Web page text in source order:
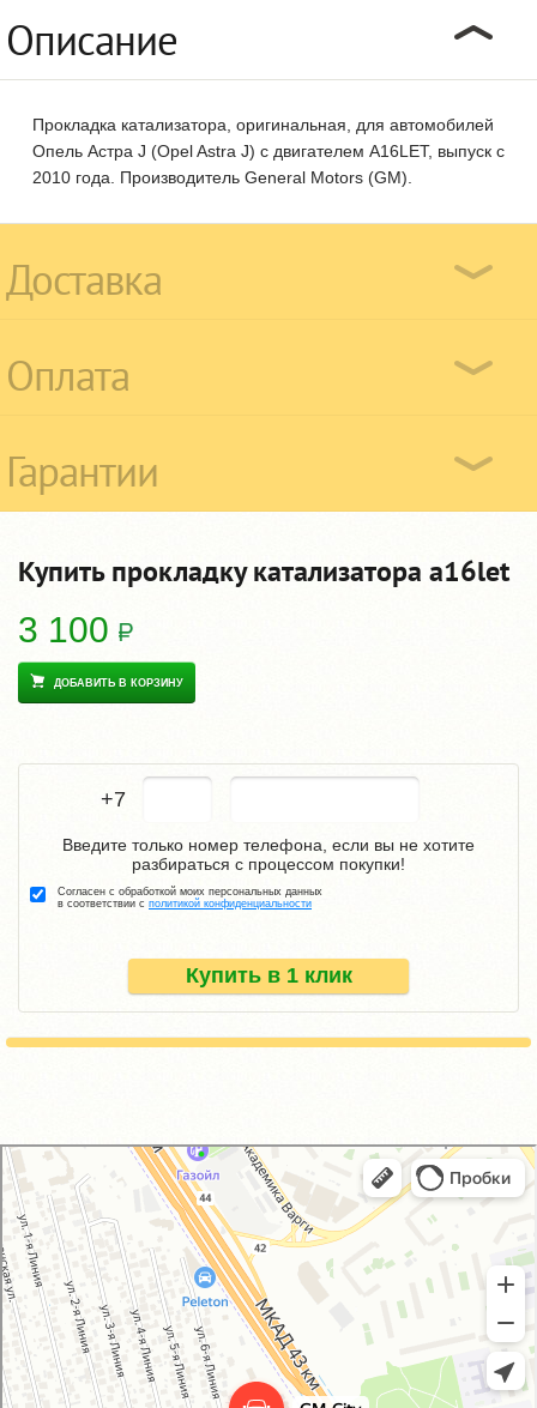
Описание
Прокладка катализатора, оригинальная, для автомобилей
Опель Астра J (Opel Astra J) с двигателем A16LET, выпуск с
2010 года. Производитель General Motors (GM).
Доставка
Оплата
Гарантии
Купить прокладку катализатора a16let
3 100
ДОБАВИТЬ В КОРЗИНУ
+7
Купить в 1 клик
Введите только номер телефона, если вы не хотите
разбираться с процессом покупки!
Согласен с обработкой моих персональных данных
в соответствии с политикой конфиденциальности
GM-City&VAG-Repair
Автосервис, автотехцентр в Москве
Магазин автозапчастей и автотоваров в Москве